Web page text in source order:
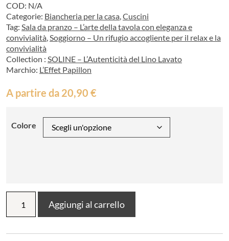
COD: N/A
Categorie: Biancheria per la casa,Cuscini
Tag: Sala da pranzo – L’arte della tavola con eleganza e
convivialità,Soggiorno – Un rifugio accogliente per il relax e la
convivialità
Collection : SOLINE – L’Autenticità del Lino Lavato
Marchio: L’Effet Papillon
A partire da 20,90 €
Colore
nappe
Aggiungi al carrello